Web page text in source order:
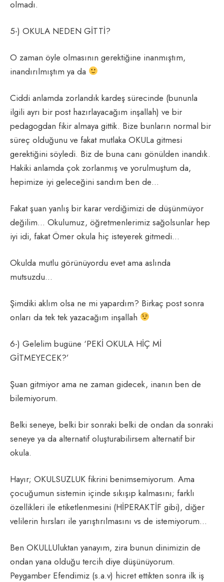
olmadı.
5-) OKULA NEDEN GİTTİ?
O zaman öyle olmasının gerektiğine inanmıştım,
inandırılmıştım ya da
Ciddi anlamda zorlandık kardeş sürecinde (bununla
ilgili ayrı bir post hazırlayacağım inşallah) ve bir
pedagogdan fikir almaya gittik. Bize bunların normal bir
süreç olduğunu ve fakat mutlaka OKULa gitmesi
gerektiğini söyledi. Biz de buna canı gönülden inandık.
Hakiki anlamda çok zorlanmış ve yorulmuştum da,
hepimize iyi geleceğini sandım ben de…
Fakat şuan yanlış bir karar verdiğimizi de düşünmüyor
değilim… Okulumuz, öğretmenlerimiz sağolsunlar hep
iyi idi, fakat Ömer okula hiç isteyerek gitmedi…
Okulda mutlu görünüyordu evet ama aslında
mutsuzdu…
Şimdiki aklım olsa ne mi yapardım? Birkaç post sonra
onları da tek tek yazacağım inşallah
6-) Gelelim bugüne ‘PEKİ OKULA HİÇ Mİ
GİTMEYECEK?’
Şuan gitmiyor ama ne zaman gidecek, inanın ben de
bilemiyorum.
Belki seneye, belki bir sonraki belki de ondan da sonraki
seneye ya da alternatif oluşturabilirsem alternatif bir
okula.
Hayır; OKULSUZLUK fikrini benimsemiyorum. Ama
çocuğumun sistemin içinde sıkışıp kalmasını; farklı
özellikleri ile etiketlenmesini (HİPERAKTİF gibi), diğer
velilerin hırsları ile yarıştırılmasını vs de istemiyorum…
Ben OKULLUluktan yanayım, zira bunun dinimizin de
ondan yana olduğu tercih diye düşünüyorum.
Peygamber Efendimiz (s.a.v) hicret ettikten sonra ilk iş